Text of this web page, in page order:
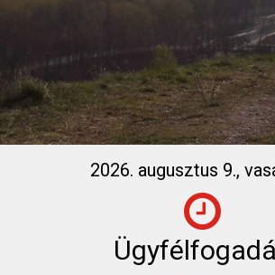
2026. augusztus 9.,